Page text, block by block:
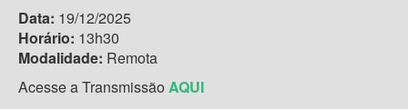
Data: 19/12/2025
Horário: 13h30
Modalidade: Remota
Acesse a Transmissão AQUI